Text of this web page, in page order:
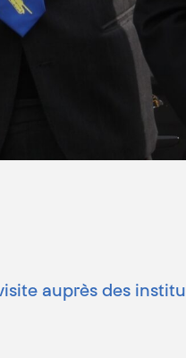
auprès des